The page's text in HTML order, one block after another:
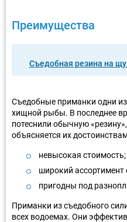
Преимущества
Съедобная резина на
Съедобные приманки одни
хищной рыбы. В последнее
потеснили обычную
объясняется их
невысокая стоимость;
широкий
пригодны под
Приманки из съедобного
всех водоемах. Они